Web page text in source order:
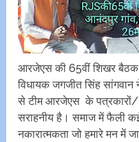
आरजेएस की 65वीं शिखर बैठक
विधायक जगजीत सिंह सांगवान
से टीम आरजेएस के पत्रकारों/
सराहनीय है। समाज में फैली कई
नकारात्मकता जो हमारे मन में